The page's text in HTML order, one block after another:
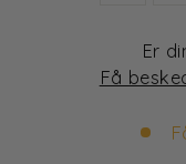
Er
Få